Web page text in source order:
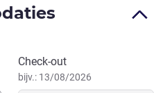
Check-out
bijv.: 13/08/2026